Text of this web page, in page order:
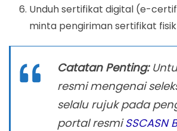
Unduh sertifikat digital (e-
minta pengiriman sertifikat
Catatan Penting:
resmi mengenai
selalu rujuk pada
portal resmiSSCASN